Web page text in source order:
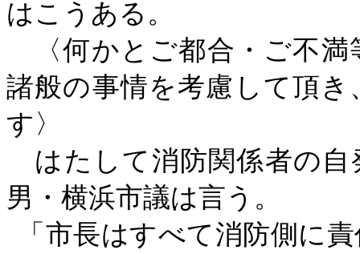
はこうある。
〈何かとご都合・ご不満
諸般の事情を考慮して頂
す〉
はたして消防関係者の自
男・横浜市議は言う。
「市長はすべて消防側に